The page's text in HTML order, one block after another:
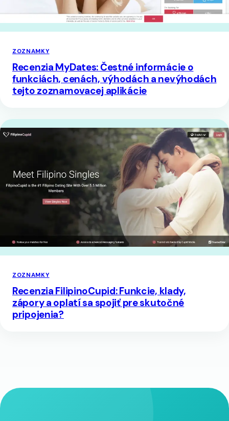
ZOZNAMKY
Recenzia MyDates: Čestné informácie o
funkciách, cenách, výhodách a nevýhodách
tejto zoznamovacej aplikácie
ZOZNAMKY
Recenzia FilipinoCupid: Funkcie, klady,
zápory a oplatí sa spojiť pre skutočné
pripojenia?